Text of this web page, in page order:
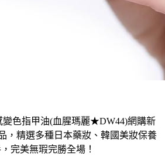
變色指甲油(血腥瑪麗★DW44)網購新
，精選多種日本藥妝、韓國美妝保養
完美無瑕完勝全場！